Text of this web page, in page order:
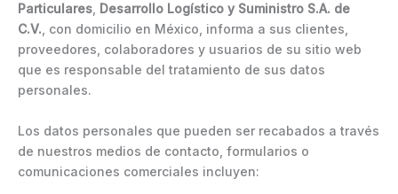
Particulares Desarrollo Logístico y Suministro S.A. de
C.V. , con domicilio en México, informa a sus clientes,
proveedores, colaboradores y usuarios de su sitio web
que es responsable del tratamiento de sus datos
personales.
Los datos personales que pueden ser recabados a través
de nuestros medios de contacto, formularios o
comunicaciones comerciales incluyen: